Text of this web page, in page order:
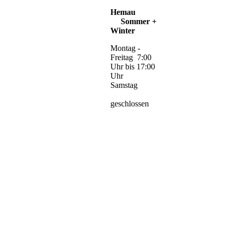
Hemau
Sommer +
Winter
Montag -
Freitag 7:00
Uhr bis 17:00
Uhr
Samstag
geschlossen